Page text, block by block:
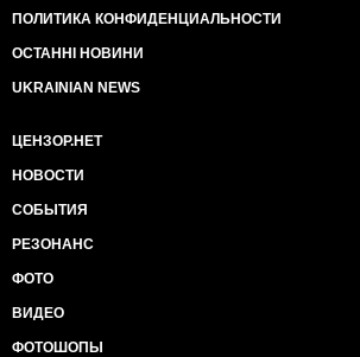
ПОЛИТИКА КОНФИДЕНЦИАЛЬНОСТИ
ОСТАННІ НОВИНИ
UKRAINIAN NEWS
ЦЕНЗОР.НЕТ
НОВОСТИ
СОБЫТИЯ
РЕЗОНАНС
ФОТО
ВИДЕО
ФОТОШОПЫ